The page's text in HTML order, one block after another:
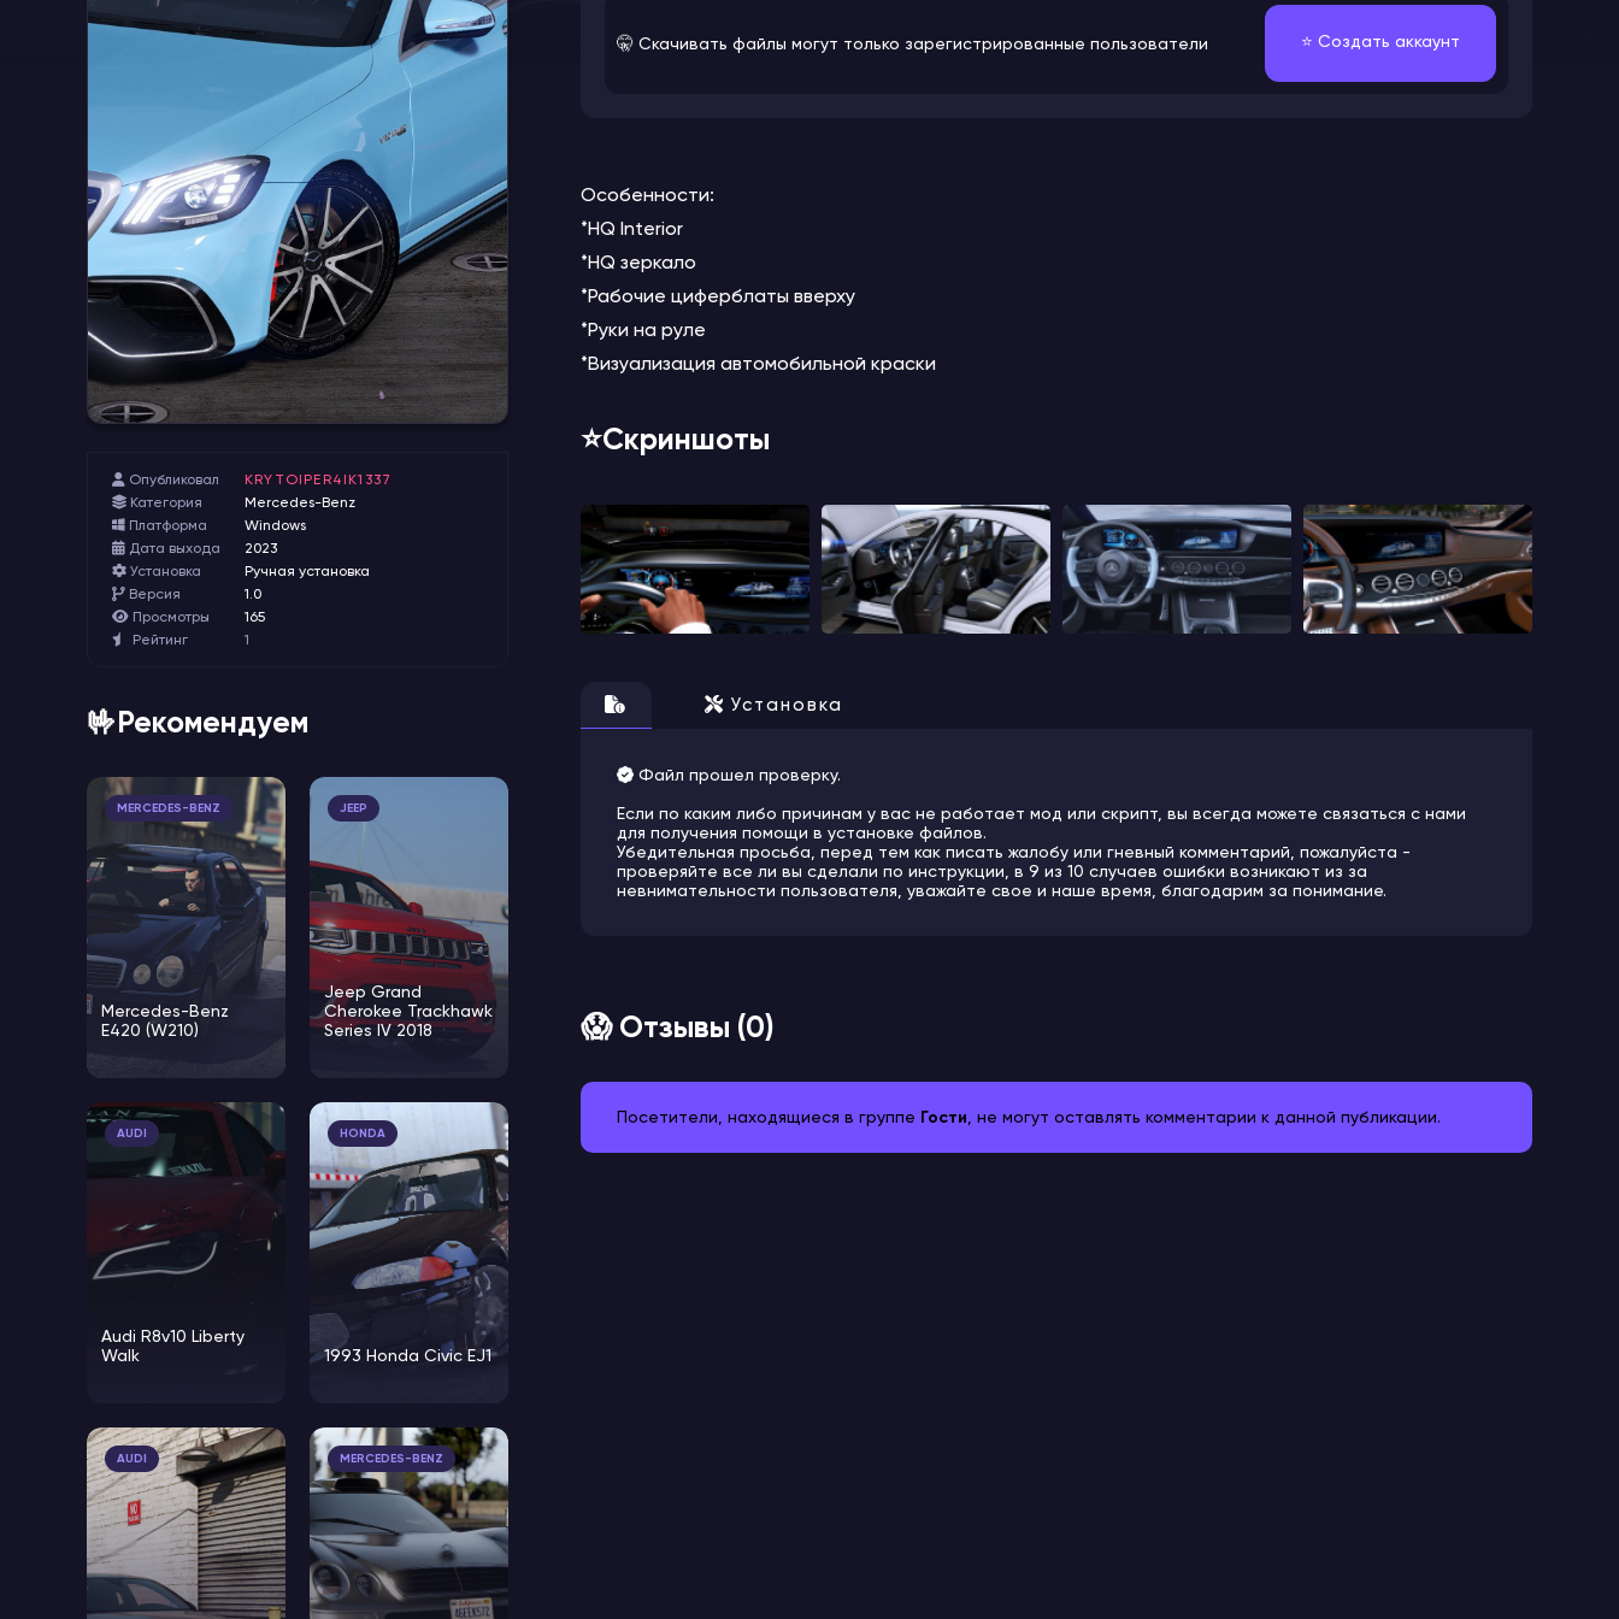
Опубликовал
KRYTOIPER4IK1337
Категория
Mercedes-Benz
Платформа
Windows
Дата выхода
2023
Установка
Ручная установка
Версия
1.0
Просмотры
165
Рейтинг
1
🤟Рекомендуем
MERCEDES-BENZ
Mercedes-Benz
E420 (W210)
JEEP
Jeep Grand
Cherokee Trackhawk
Series IV 2018
AUDI
Audi R8v10 Liberty
Walk
HONDA
1993 Honda Civic EJ1
AUDI MERCEDES-BENZ
🤫 Скачивать файлы могут только зарегистрированные пользователи ⭐️ Создать аккаунт
Особенности:
*HQ Interior
*HQ зеркало
*Рабочие циферблаты вверху
*Руки на руле
*Визуализация автомобильной краски
⭐️Скриншоты
Установка
Файл прошел проверку.
Если по каким либо причинам у вас не работает мод или скрипт, вы всегда можете связаться с нами
для получения помощи в установке файлов.
Убедительная просьба, перед тем как писать жалобу или гневный комментарий, пожалуйста -
проверяйте все ли вы сделали по инструкции, в 9 из 10 случаев ошибки возникают из за
невнимательности пользователя, уважайте свое и наше время, благодарим за понимание.
😱 Отзывы (0)
Посетители, находящиеся в группе Гости , не могут оставлять комментарии к данной публикации.